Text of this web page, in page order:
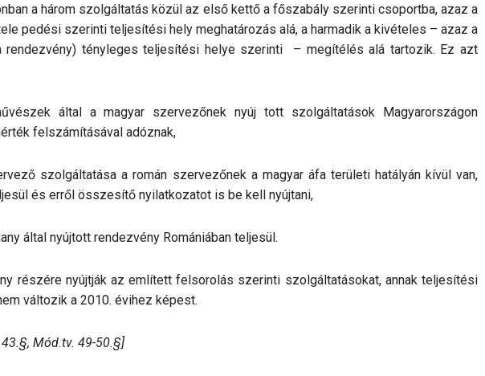
a három szolgáltatás közül az első kettő a főszabály szerinti csoportba, azaz a
pedési szerinti teljesítési hely meghatározás alá, a harmadik a kivételes – azaz a
rendezvény) tényleges teljesítési helye szerinti – megítélés alá tartozik. Ez azt
által a magyar szervezőnek nyúj tott szolgáltatások Magyarországon
felszámításával adóznak,
szolgáltatása a román szervezőnek a magyar áfa területi hatályán kívül van,
és erről összesítő nyilatkozatot is be kell nyújtani,
által nyújtott rendezvény Romániában teljesül.
részére nyújtják az említett felsorolás szerinti szolgáltatásokat, annak teljesítési
változik a 2010. évihez képest.
Mód.tv. 49-50.§]